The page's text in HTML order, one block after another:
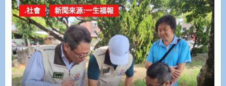
.社會 新聞來源:一生福報